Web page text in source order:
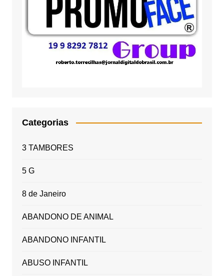
Categorias
3 TAMBORES
5 G
8 de Janeiro
ABANDONO DE ANIMAL
ABANDONO INFANTIL
ABUSO INFANTIL